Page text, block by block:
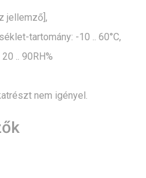
jellemző],
tartomány: -10 .. 60°C,
.. 90RH%
nem igényel.